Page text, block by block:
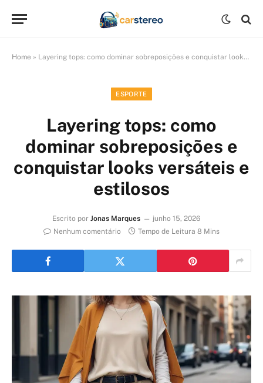
Home » Layering tops: como dominar sobreposições e conquistar looks versáteis e estilosos
ESPORTE
Layering tops: como
dominar sobreposições e
conquistar looks versáteis e
estilosos
Escrito por Jonas Marques
junho 15, 2026
Nenhum comentário
Tempo de Leitura 8 Mins